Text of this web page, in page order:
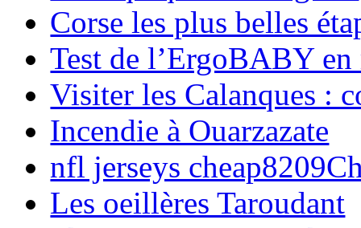
Corse les plus belles
Test de l’ErgoBABY en
Visiter les Calanques :
Incendie à Ouarzazate
nfl jerseys
Les oeillères Taroudant